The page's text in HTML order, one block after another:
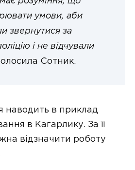
умови, аби
звернутися за
і не відчували
Сотник.
наводить в приклад
в Кагарлику. За її
відзначити роботу